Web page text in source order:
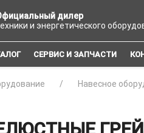
дилер
и энергетического
СЕРВИС И ЗАПЧАСТИ
Навесное